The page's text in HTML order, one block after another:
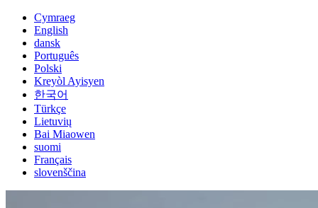
Cymraeg
English
dansk
Português
Polski
Kreyòl Ayisyen
한국어
Türkçe
Lietuvių
Bai Miaowen
suomi
Français
slovenščina